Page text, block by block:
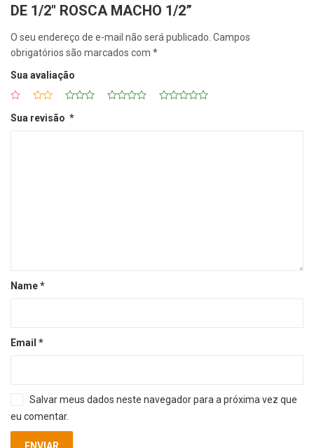
DE 1/2″ ROSCA MACHO 1/2”
O seu endereço de e-mail não será publicado. Campos
obrigatórios são marcados com *
Sua avaliação
Sua revisão *
Name*
Email *
Salvar meus dados neste navegador para a próxima vez que
eu comentar.